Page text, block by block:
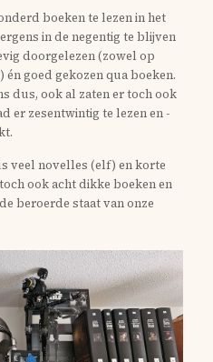
boeken te lezen in het
in de negentig te blijven
doorgelezen (zowel op
én goed gekozen qua boeken.
dus, ook al zaten er toch ook
er zesentwintig te lezen en -
veel novelles (elf) en korte
ook acht dikke boeken en
beroerde staat van onze